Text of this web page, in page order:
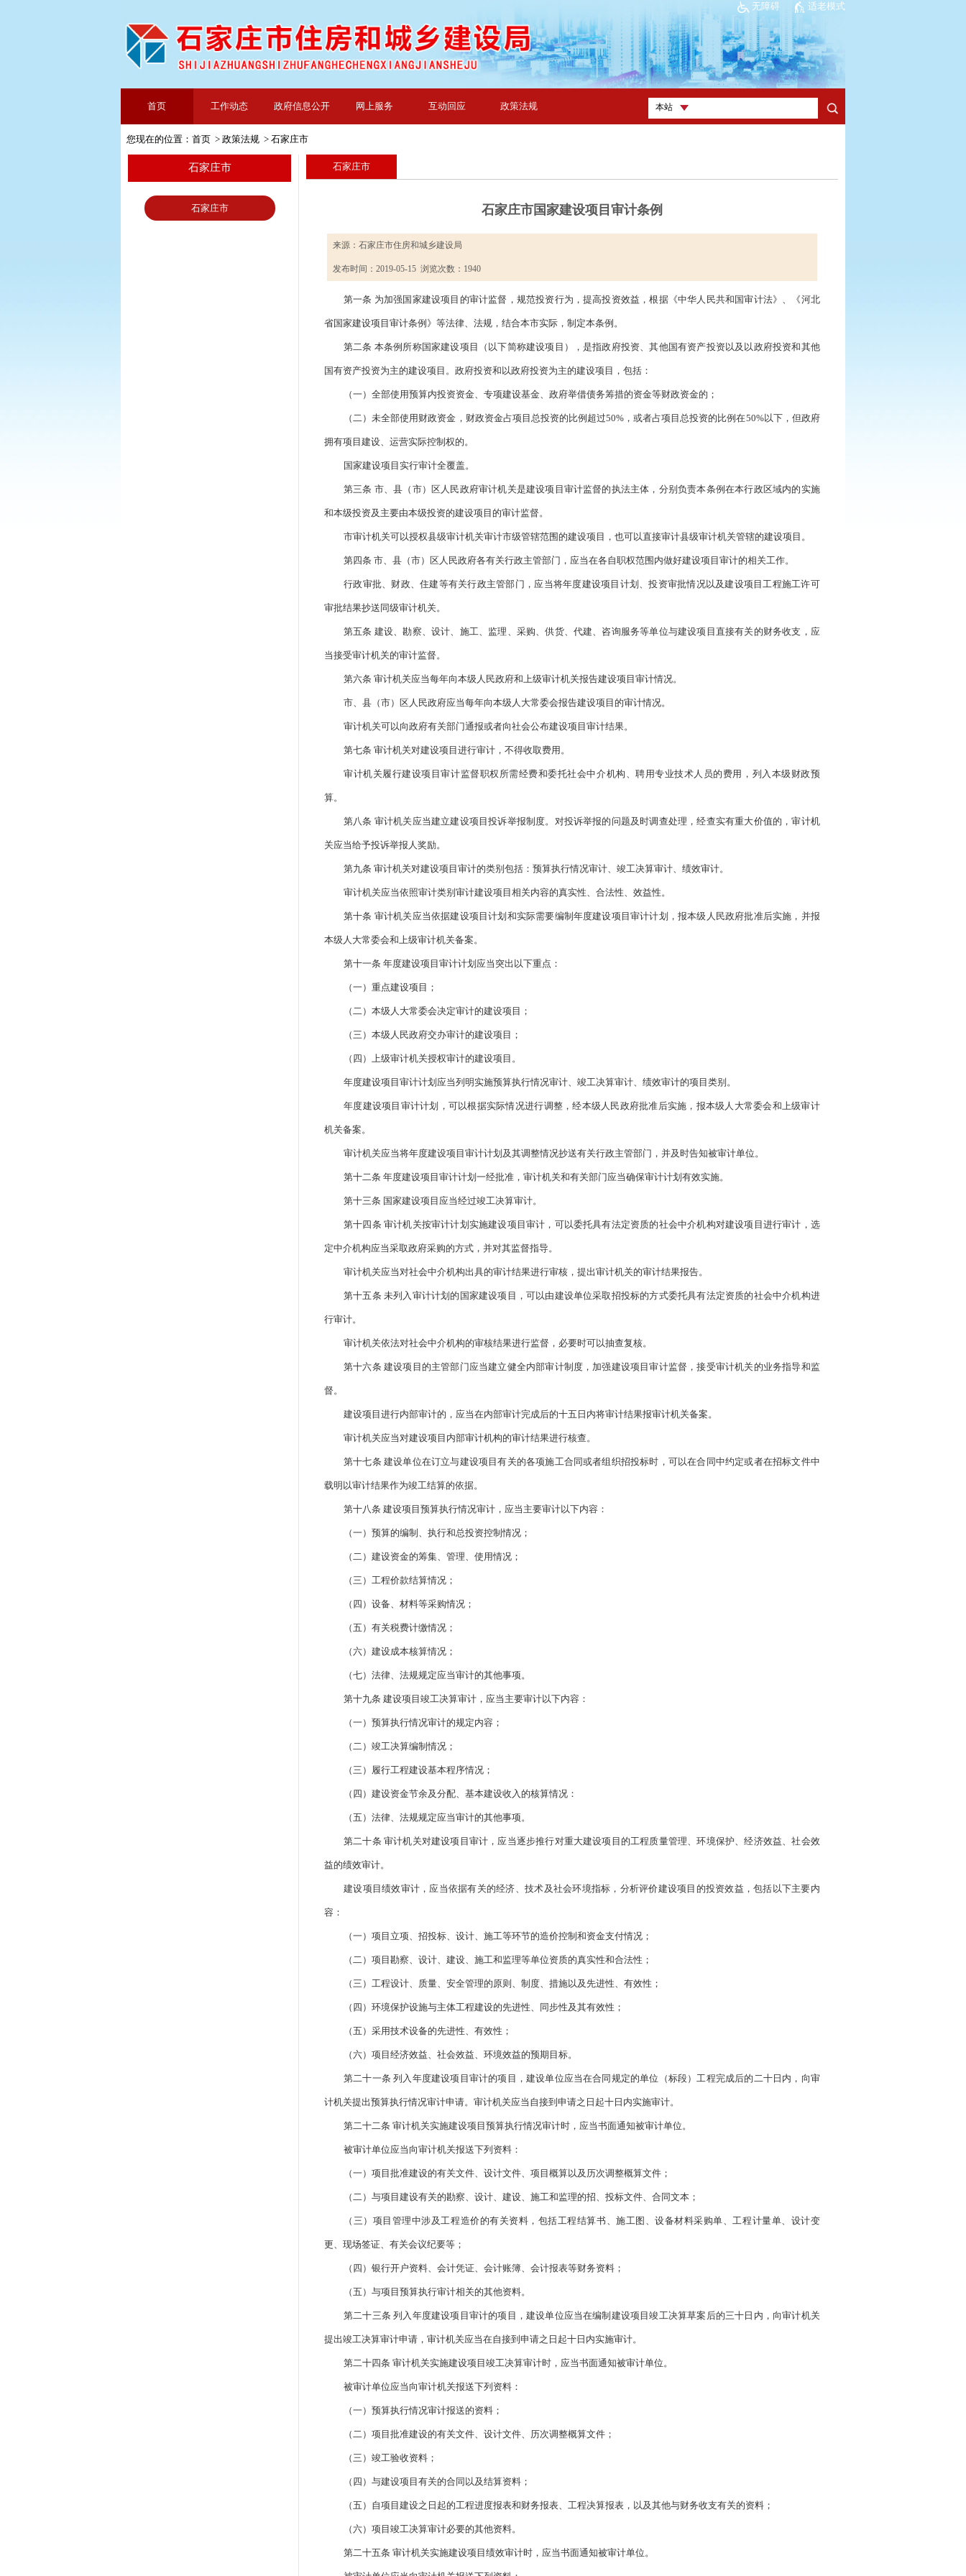
无障碍 适老模式
首页 工作动态 政府信息公开 网上服务 互动回应 政策法规
您现在的位置：首页 >政策法规 >石家庄市
石家庄市
石家庄市
石家庄市
石家庄市国家建设项目审计条例
来源：石家庄市住房和城乡建设局
发布时间：2019-05-15 浏览次数： 1940
第一条 为加强国家建设项目的审计监督，规范投资行为，提高投资效益，根据《中华人民共和国审计法》、《河北
省国家建设项目审计条例》等法律、法规，结合本市实际，制定本条例。
第二条 本条例所称国家建设项目（以下简称建设项目），是指政府投资、其他国有资产投资以及以政府投资和其他
国有资产投资为主的建设项目。政府投资和以政府投资为主的建设项目，包括：
（一）全部使用预算内投资资金、专项建设基金、政府举借债务筹措的资金等财政资金的；
（二）未全部使用财政资金，财政资金占项目总投资的比例超过50%，或者占项目总投资的比例在50%以下，但政府
拥有项目建设、运营实际控制权的。
国家建设项目实行审计全覆盖。
第三条 市、县（市）区人民政府审计机关是建设项目审计监督的执法主体，分别负责本条例在本行政区域内的实施
和本级投资及主要由本级投资的建设项目的审计监督。
市审计机关可以授权县级审计机关审计市级管辖范围的建设项目，也可以直接审计县级审计机关管辖的建设项目。
第四条 市、县（市）区人民政府各有关行政主管部门，应当在各自职权范围内做好建设项目审计的相关工作。
行政审批、财政、住建等有关行政主管部门，应当将年度建设项目计划、投资审批情况以及建设项目工程施工许可
审批结果抄送同级审计机关。
第五条 建设、勘察、设计、施工、监理、采购、供货、代建、咨询服务等单位与建设项目直接有关的财务收支，应
当接受审计机关的审计监督。
第六条 审计机关应当每年向本级人民政府和上级审计机关报告建设项目审计情况。
市、县（市）区人民政府应当每年向本级人大常委会报告建设项目的审计情况。
审计机关可以向政府有关部门通报或者向社会公布建设项目审计结果。
第七条 审计机关对建设项目进行审计，不得收取费用。
审计机关履行建设项目审计监督职权所需经费和委托社会中介机构、聘用专业技术人员的费用，列入本级财政预
算。
第八条 审计机关应当建立建设项目投诉举报制度。对投诉举报的问题及时调查处理，经查实有重大价值的，审计机
关应当给予投诉举报人奖励。
第九条 审计机关对建设项目审计的类别包括：预算执行情况审计、竣工决算审计、绩效审计。
审计机关应当依照审计类别审计建设项目相关内容的真实性、合法性、效益性。
第十条 审计机关应当依据建设项目计划和实际需要编制年度建设项目审计计划，报本级人民政府批准后实施，并报
本级人大常委会和上级审计机关备案。
第十一条 年度建设项目审计计划应当突出以下重点：
（一）重点建设项目；
（二）本级人大常委会决定审计的建设项目；
（三）本级人民政府交办审计的建设项目；
（四）上级审计机关授权审计的建设项目。
年度建设项目审计计划应当列明实施预算执行情况审计、竣工决算审计、绩效审计的项目类别。
年度建设项目审计计划，可以根据实际情况进行调整，经本级人民政府批准后实施，报本级人大常委会和上级审计
机关备案。
审计机关应当将年度建设项目审计计划及其调整情况抄送有关行政主管部门，并及时告知被审计单位。
第十二条 年度建设项目审计计划一经批准，审计机关和有关部门应当确保审计计划有效实施。
第十三条 国家建设项目应当经过竣工决算审计。
第十四条 审计机关按审计计划实施建设项目审计，可以委托具有法定资质的社会中介机构对建设项目进行审计，选
定中介机构应当采取政府采购的方式，并对其监督指导。
审计机关应当对社会中介机构出具的审计结果进行审核，提出审计机关的审计结果报告。
第十五条 未列入审计计划的国家建设项目，可以由建设单位采取招投标的方式委托具有法定资质的社会中介机构进
行审计。
审计机关依法对社会中介机构的审核结果进行监督，必要时可以抽查复核。
第十六条 建设项目的主管部门应当建立健全内部审计制度，加强建设项目审计监督，接受审计机关的业务指导和监
督。
建设项目进行内部审计的，应当在内部审计完成后的十五日内将审计结果报审计机关备案。
审计机关应当对建设项目内部审计机构的审计结果进行核查。
第十七条 建设单位在订立与建设项目有关的各项施工合同或者组织招投标时，可以在合同中约定或者在招标文件中
载明以审计结果作为竣工结算的依据。
第十八条 建设项目预算执行情况审计，应当主要审计以下内容：
（一）预算的编制、执行和总投资控制情况；
（二）建设资金的筹集、管理、使用情况；
（三）工程价款结算情况；
（四）设备、材料等采购情况；
（五）有关税费计缴情况；
（六）建设成本核算情况；
（七）法律、法规规定应当审计的其他事项。
第十九条 建设项目竣工决算审计，应当主要审计以下内容：
（一）预算执行情况审计的规定内容；
（二）竣工决算编制情况；
（三）履行工程建设基本程序情况；
（四）建设资金节余及分配、基本建设收入的核算情况：
（五）法律、法规规定应当审计的其他事项。
第二十条 审计机关对建设项目审计，应当逐步推行对重大建设项目的工程质量管理、环境保护、经济效益、社会效
益的绩效审计。
建设项目绩效审计，应当依据有关的经济、技术及社会环境指标，分析评价建设项目的投资效益，包括以下主要内
容：
（一）项目立项、招投标、设计、施工等环节的造价控制和资金支付情况；
（二）项目勘察、设计、建设、施工和监理等单位资质的真实性和合法性；
（三）工程设计、质量、安全管理的原则、制度、措施以及先进性、有效性；
（四）环境保护设施与主体工程建设的先进性、同步性及其有效性；
（五）采用技术设备的先进性、有效性；
（六）项目经济效益、社会效益、环境效益的预期目标。
第二十一条 列入年度建设项目审计的项目，建设单位应当在合同规定的单位（标段）工程完成后的二十日内，向审
计机关提出预算执行情况审计申请。审计机关应当自接到申请之日起十日内实施审计。
第二十二条 审计机关实施建设项目预算执行情况审计时，应当书面通知被审计单位。
被审计单位应当向审计机关报送下列资料：
（一）项目批准建设的有关文件、设计文件、项目概算以及历次调整概算文件；
（二）与项目建设有关的勘察、设计、建设、施工和监理的招、投标文件、合同文本；
（三）项目管理中涉及工程造价的有关资料，包括工程结算书、施工图、设备材料采购单、工程计量单、设计变
更、现场签证、有关会议纪要等；
（四）银行开户资料、会计凭证、会计账簿、会计报表等财务资料；
（五）与项目预算执行审计相关的其他资料。
第二十三条 列入年度建设项目审计的项目，建设单位应当在编制建设项目竣工决算草案后的三十日内，向审计机关
提出竣工决算审计申请，审计机关应当在自接到申请之日起十日内实施审计。
第二十四条 审计机关实施建设项目竣工决算审计时，应当书面通知被审计单位。
被审计单位应当向审计机关报送下列资料：
（一）预算执行情况审计报送的资料；
（二）项目批准建设的有关文件、设计文件、历次调整概算文件；
（三）竣工验收资料；
（四）与建设项目有关的合同以及结算资料；
（五）自项目建设之日起的工程进度报表和财务报表、工程决算报表，以及其他与财务收支有关的资料；
（六）项目竣工决算审计必要的其他资料。
第二十五条 审计机关实施建设项目绩效审计时，应当书面通知被审计单位。